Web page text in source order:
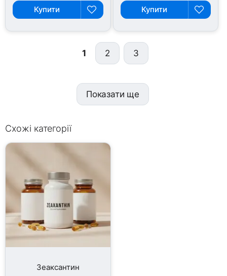
Купити Купити
1 2 3
Показати ще
Схожі категорії
Зеаксантин